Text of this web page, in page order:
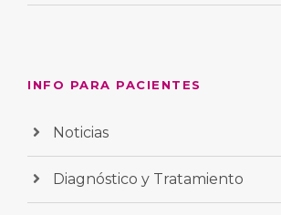
INFO PARA PACIENTES
Noticias
Diagnóstico y Tratamiento